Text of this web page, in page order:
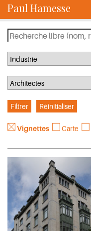
Paul Hamesse
Vignettes Carte